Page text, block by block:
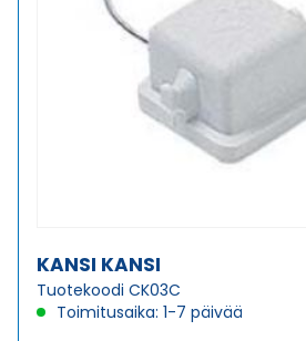
KANSI KANSI
Tuotekoodi CK03C
Toimitusaika: 1-7 päivää